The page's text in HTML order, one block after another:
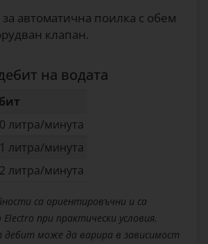
за автоматична поилка с обем
клапан.
на водата
литра/минута
литра/минута
литра/минута
са ориентировъчни и са
при практически условия.
може да варира в зависимост